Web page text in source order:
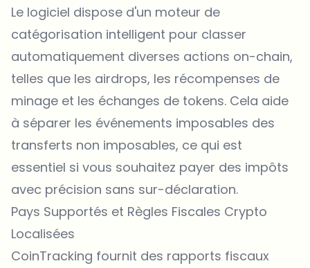
Le logiciel dispose d'un moteur de
catégorisation intelligent pour classer
automatiquement diverses actions on-chain,
telles que les airdrops, les récompenses de
minage et les échanges de tokens. Cela aide
à séparer les événements imposables des
transferts non imposables, ce qui est
essentiel si vous souhaitez payer des impôts
avec précision sans sur-déclaration.
Pays Supportés et Règles Fiscales Crypto
Localisées
CoinTracking fournit des rapports fiscaux